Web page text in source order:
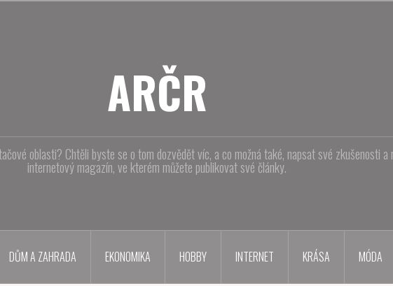
ARČR
oblasti? Chtěli byste se o tom dozvědět víc, a co možná také, napsat své zkušenosti
internetový magazín, ve kterém můžete publikovat své články.
DŮM A ZAHRADA EKONOMIKA HOBBY INTERNET KRÁSA MÓDA